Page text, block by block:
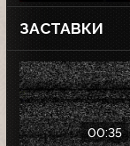
ЗАСТАВКИ
00:35